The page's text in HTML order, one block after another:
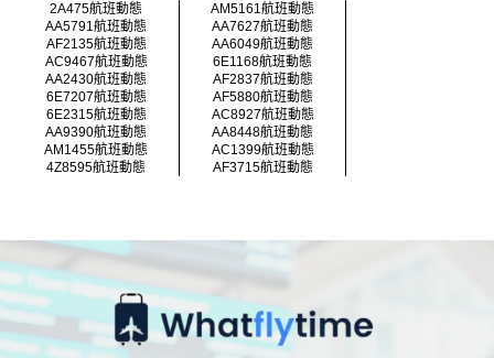
2A475航班動態
AM5161航班動態
AA5791航班動態
AA7627航班動態
AF2135航班動態
AA6049航班動態
AC9467航班動態
6E1168航班動態
AA2430航班動態
AF2837航班動態
6E7207航班動態
AF5880航班動態
6E2315航班動態
AC8927航班動態
AA9390航班動態
AA8448航班動態
AM1455航班動態
AC1399航班動態
4Z8595航班動態
AF3715航班動態